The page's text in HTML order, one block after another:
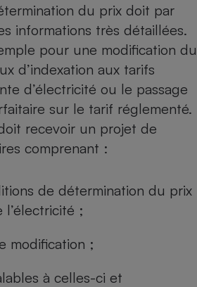
du prix doit par
informations très détaillées.
pour une modification du
d’indexation aux tarifs
d’électricité ou le passage
sur le tarif réglementé.
recevoir un projet de
comprenant :
de détermination du prix
;
modification ;
à celles-ci et